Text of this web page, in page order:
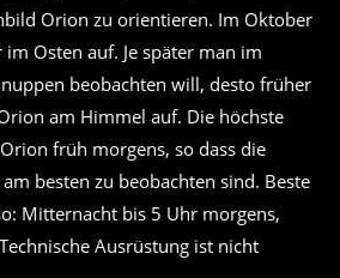
Orion zu orientieren. Im Oktober
im Osten auf. Je später man im
beobachten will, desto früher
am Himmel auf. Die höchste
früh morgens, so dass die
besten zu beobachten sind. Beste
Mitternacht bis 5 Uhr morgens,
Ausrüstung ist nicht